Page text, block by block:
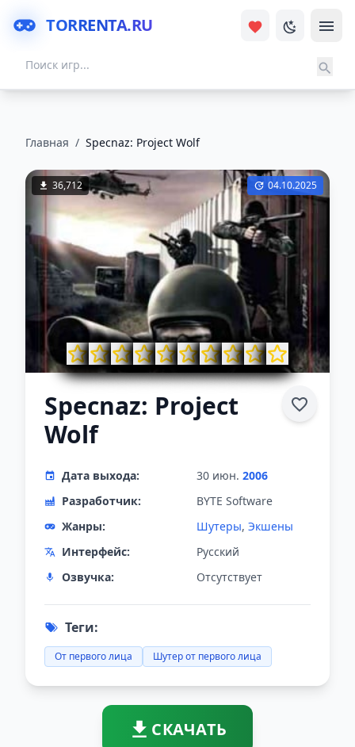
TORRENTA.RU
Главная / Specnaz: Project Wolf
36,712 04.10.2025
Specnaz: Project
Wolf
Дата выхода: 30 июн. 2006
Разработчик:
BYTE Software
Жанры:
Шутеры, Экшены
Интерфейс:
Русский
Озвучка:
Отсутствует
Теги:
От первого лица Шутер от первого лица
СКАЧАТЬ